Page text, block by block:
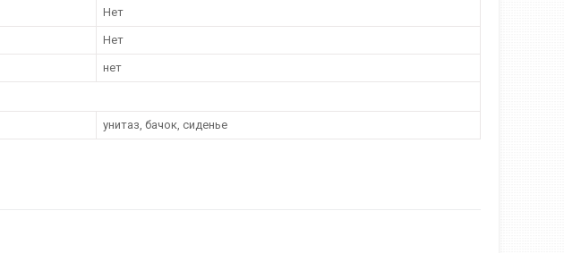
Нет
Нет
нет
унитаз, бачок, сиденье